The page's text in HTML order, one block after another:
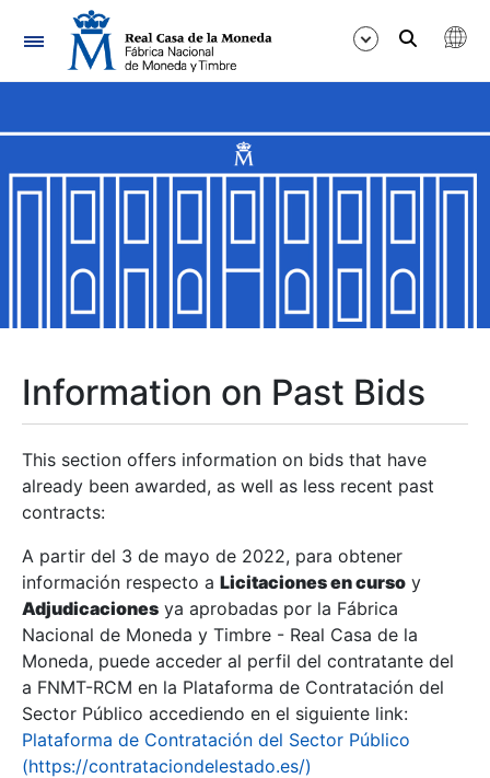
Navigation
Show/Hide
Show/Hide
Show/Hide
Show/Hide
Show/Hide
Information on Past Bids
This section offers information on bids that have
already been awarded, as well as less recent past
contracts:
A partir del 3 de mayo de 2022, para obtener
información respecto a Licitaciones en curso y
Adjudicaciones ya aprobadas por la Fábrica
Nacional de Moneda y Timbre - Real Casa de la
Moneda, puede acceder al perfil del contratante del
a FNMT-RCM en la Plataforma de Contratación del
Sector Público accediendo en el siguiente link:
Plataforma de Contratación del Sector Público
(https://contrataciondelestado.es/)